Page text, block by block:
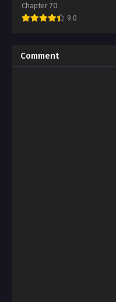
Chapter 70
9.0
Comment